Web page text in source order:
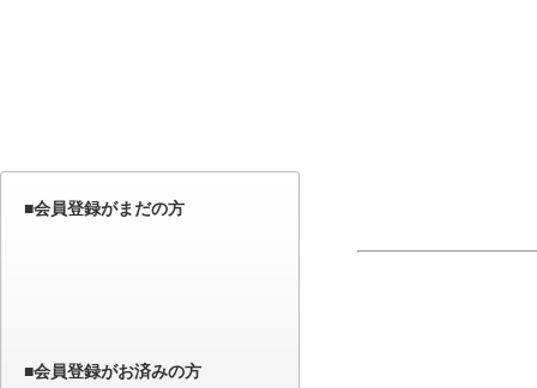
■会員登録がまだの方
■会員登録がお済みの方